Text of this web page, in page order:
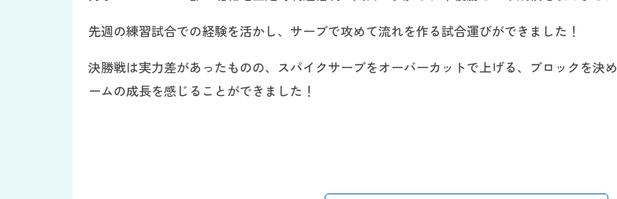
先週の練習試合での経験を活かし、サーブで攻めて流れを作る試合運びができました！
決勝戦は実力差があったものの、スパイクサーブをオーバーカットで上げる、ブロックを決
ームの成長を感じることができました！